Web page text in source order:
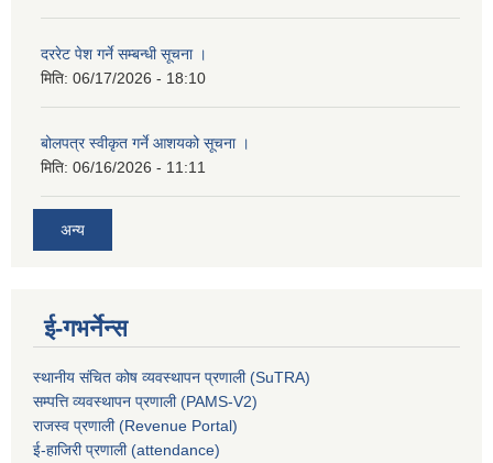
दररेट पेश गर्ने सम्बन्धी सूचना ।
मिति: 06/17/2026 - 18:10
बोलपत्र स्वीकृत गर्ने आशयको सूचना ।
मिति: 06/16/2026 - 11:11
अन्य
ई-गभर्नेन्स
स्थानीय संचित कोष व्यवस्थापन प्रणाली (SuTRA)
सम्पत्ति व्यवस्थापन प्रणाली (PAMS-V2)
राजस्व प्रणाली (Revenue Portal)
ई-हाजिरी प्रणाली (attendance)